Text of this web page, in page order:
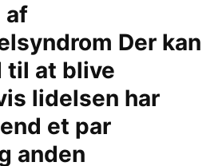
af
Der kan
at blive
lidelsen har
et par
anden